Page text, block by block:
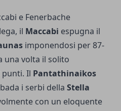
e Fenerbache
il Maccabi espugna il
imponendosi per 87-
una volta il solito
Il Pantathinaikos
i serbi della Stella
con un eloquente